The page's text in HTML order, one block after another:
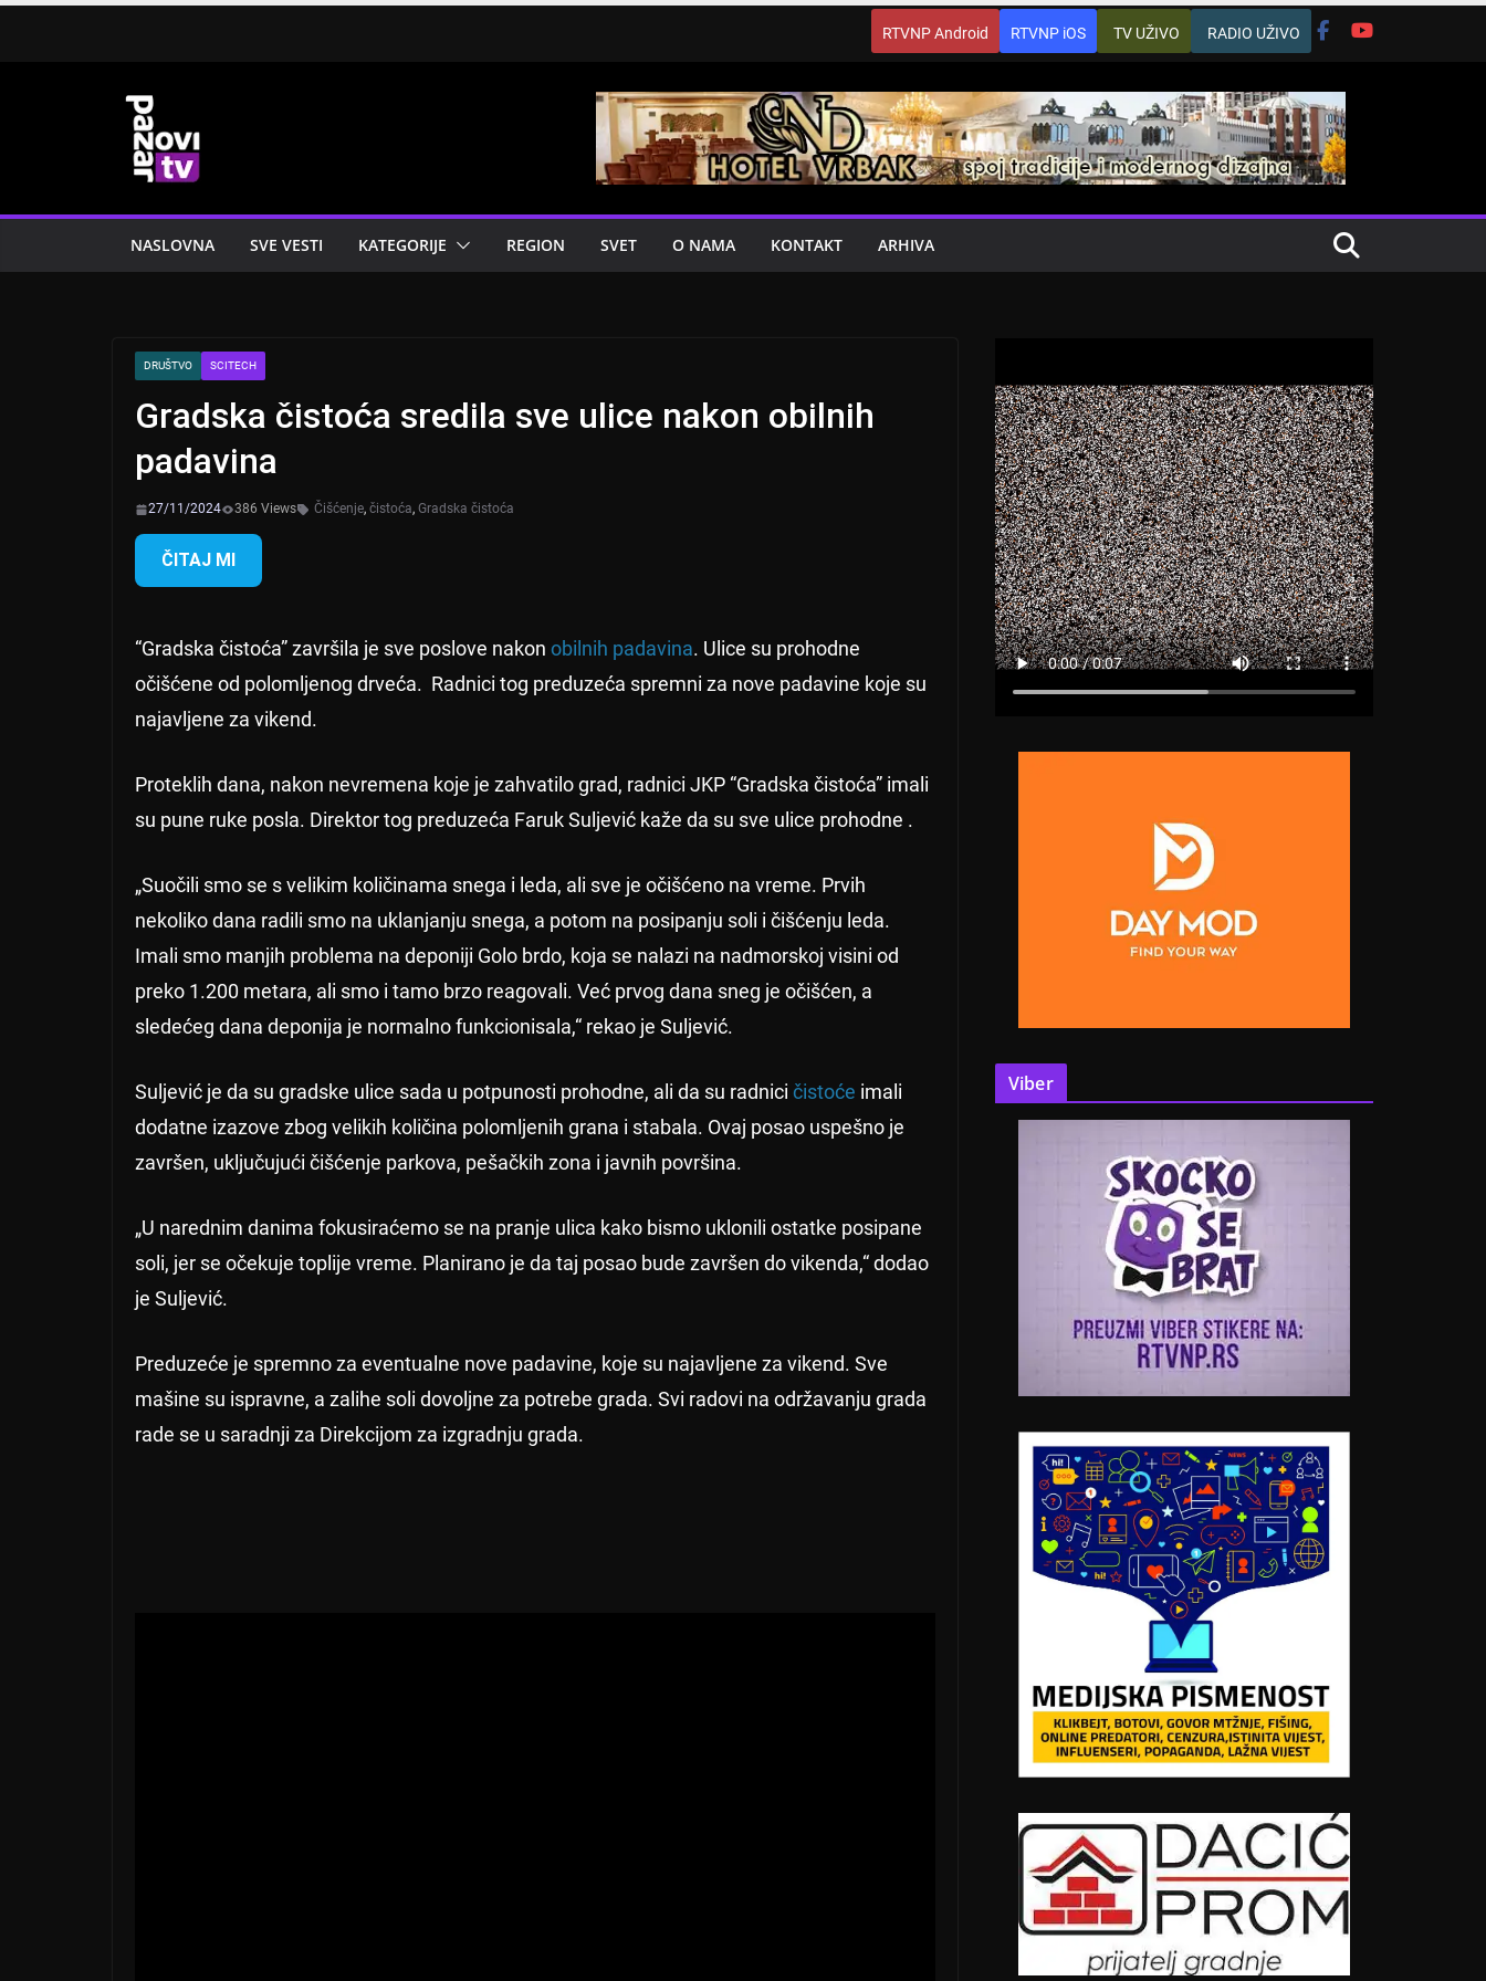
RTVNP Android RTVNP iOS TV UŽIVO RADIO UŽIVO
NASLOVNA SVE VESTI KATEGORIJE REGION SVET O NAMA KONTAKT ARHIVA
DRUŠTVO SCITECH
Gradska čistoća sredila sve ulice nakon obilnih
padavina
27/11/2024 386 Views Čišćenje, čistoća, Gradska čistoća
ČITAJ MI
“Gradska čistoća” završila je sve poslove nakon obilnih padavina. Ulice su prohodne
očišćene od polomljenog drveća. Radnici tog preduzeća spremni za nove padavine koje su
najavljene za vikend.
Proteklih dana, nakon nevremena koje je zahvatilo grad, radnici JKP “Gradska čistoća” imali
su pune ruke posla. Direktor tog preduzeća Faruk Suljević kaže da su sve ulice prohodne .
„Suočili smo se s velikim količinama snega i leda, ali sve je očišćeno na vreme. Prvih
nekoliko dana radili smo na uklanjanju snega, a potom na posipanju soli i čišćenju leda.
Imali smo manjih problema na deponiji Golo brdo, koja se nalazi na nadmorskoj visini od
preko 1.200 metara, ali smo i tamo brzo reagovali. Već prvog dana sneg je očišćen, a
sledećeg dana deponija je normalno funkcionisala,“ rekao je Suljević.
Suljević je da su gradske ulice sada u potpunosti prohodne, ali da su radnici čistoće imali
dodatne izazove zbog velikih količina polomljenih grana i stabala. Ovaj posao uspešno je
završen, uključujući čišćenje parkova, pešačkih zona i javnih površina.
„U narednim danima fokusiraćemo se na pranje ulica kako bismo uklonili ostatke posipane
soli, jer se očekuje toplije vreme. Planirano je da taj posao bude završen do vikenda,“ dodao
je Suljević.
Preduzeće je spremno za eventualne nove padavine, koje su najavljene za vikend. Sve
mašine su ispravne, a zalihe soli dovoljne za potrebe grada. Svi radovi na održavanju grada
rade se u saradnji za Direkcijom za izgradnju grada.
Viber